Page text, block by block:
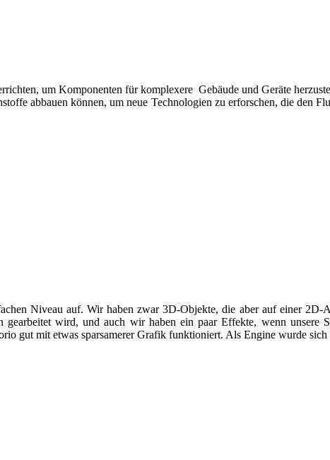
um Komponenten für komplexere Gebäude und Geräte
abbauen können, um neue Technologien zu erforschen, die den
Niveau auf. Wir haben zwar 3D-Objekte, die aber auf einer
gearbeitet wird, und auch wir haben ein paar Effekte, wenn unsere
gut mit etwas sparsamerer Grafik funktioniert. Als Engine wurde